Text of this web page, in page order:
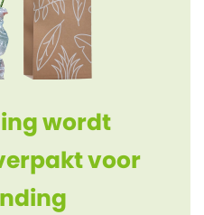
wordt
voor